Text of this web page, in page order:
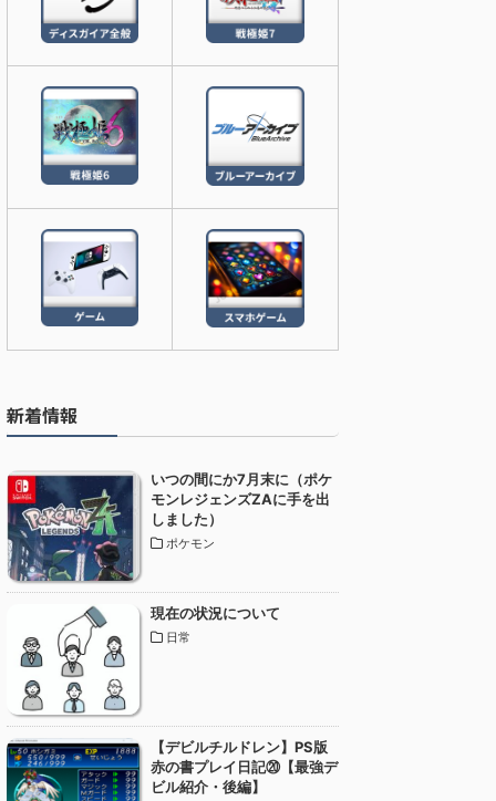
新着情報
いつの間にか7月末に（ポケ
モンレジェンズZAに手を出
しました）
ポケモン
現在の状況について
日常
【デビルチルドレン】PS版
赤の書プレイ日記⑳【最強デ
ビル紹介・後編】